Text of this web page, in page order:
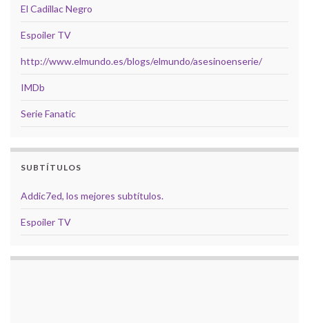
El Cadillac Negro
Espoiler TV
http://www.elmundo.es/blogs/elmundo/asesinoenserie/
IMDb
Serie Fanatic
SUBTÍTULOS
Addic7ed, los mejores subtítulos.
Espoiler TV